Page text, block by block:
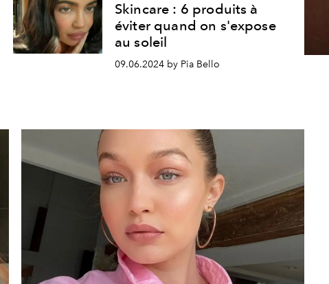
Skincare : 6 produits à
éviter quand on s'expose
au soleil
09.06.2024 by Pia Bello